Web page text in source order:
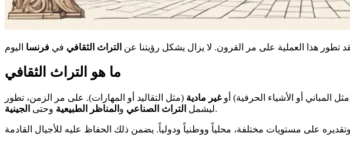
تطور هذا العملية على مر القرون. لا يزال يشكل رؤيتنا عن التراث الثقافي في فرنسا
ما هو التراث الثقافي
المباني أو الأشياء الحرفية) أوغير مادية (مثل التقاليد أو المهارات). على مر الزمن، تطور
ليشمل التراث الصناعي و المناظر الطبيعية وحتى الجينية .